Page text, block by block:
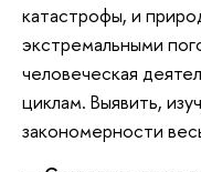
катастрофы, и
экстремальными
человеческая
циклам. Выявить,
закономерности